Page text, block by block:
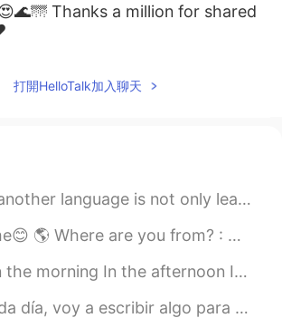
Thanks a million for shared
hermosa ciudad
打開HelloTalk加入聊天
is not only learning different words for the same things, but learning...
you from? : California 📈 Height : 1,70m 👀 Eye color : Brown 👦 Hair col...
In the afternoon In the evening but careful with word Night it's in...
algo para practicar. Por favor corrígeme si me equivoco. • ~ • ...